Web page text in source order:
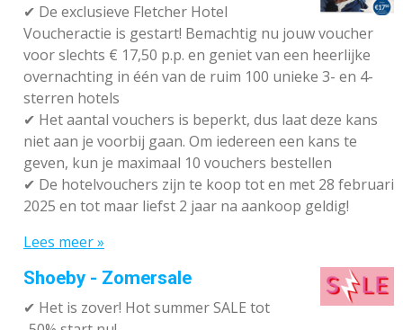
✔ De exclusieve Fletcher Hotel
Voucheractie is gestart! Bemachtig nu jouw voucher
voor slechts € 17,50 p.p. en geniet van een heerlijke
overnachting in één van de ruim 100 unieke 3- en 4-
sterren hotels
✔ Het aantal vouchers is beperkt, dus laat deze kans
niet aan je voorbij gaan. Om iedereen een kans te
geven, kun je maximaal 10 vouchers bestellen
✔ De hotelvouchers zijn te koop tot en met 28 februari
2025 en tot maar liefst 2 jaar na aankoop geldig!
Lees meer »
Shoeby - Zomersale
✔ Het is zover! Hot summer SALE tot